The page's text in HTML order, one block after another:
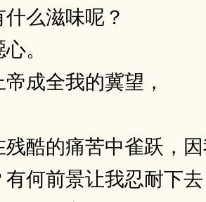
么滋味呢？
。
成全我的冀望，
酷的痛苦中雀跃，
何前景让我忍耐下去